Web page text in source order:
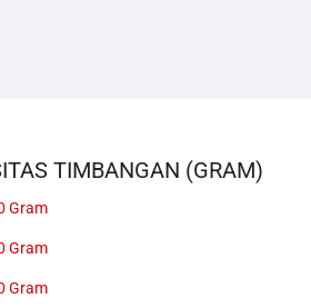
TIMBANGAN (GRAM)
Gram
Gram
Gram